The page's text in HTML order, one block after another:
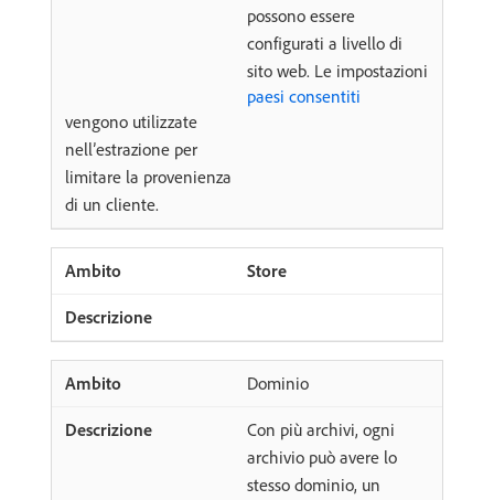
possono essere
configurati a livello di
sito web. Le impostazioni
paesi consentiti
vengono utilizzate
nell’estrazione per
limitare la provenienza
di un cliente.
Store
Dominio
Con più archivi, ogni
archivio può avere lo
stesso dominio, un